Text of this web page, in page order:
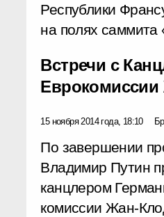
Республики
на полях саммита
Встречи с
15 ноября 2014 года, 18:10
По завершении
Владимир Путин
канцлером
комиссии Жан-